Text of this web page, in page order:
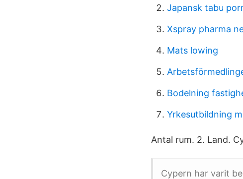
Japansk tabu
Xspray pharma
Mats lowing
Bodelning
Yrkesutbildning
Antal rum. 2. Land.
Cypern har varit